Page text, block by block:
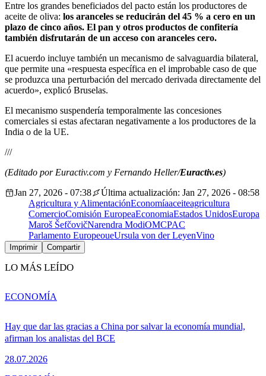
Entre los grandes beneficiados del pacto están los productores de
aceite de oliva: los aranceles se reducirán del 45 % a cero en un
plazo de cinco años. El pan y otros productos de confitería
también disfrutarán de un acceso con aranceles cero.
El acuerdo incluye también un mecanismo de salvaguardia bilateral,
que permite una «respuesta específica en el improbable caso de que
se produzca una perturbación del mercado derivada directamente del
acuerdo», explicó Bruselas.
El mecanismo suspendería temporalmente las concesiones
comerciales si estas afectaran negativamente a los productores de la
India o de la UE.
///
(Editado por Euractiv.com y Fernando Heller/Euractiv.es)
Jan 27, 2026 - 07:38
Última actualización: Jan 27, 2026 - 08:58
Agricultura y AlimentaciónEconomíaaceiteagricultura
ComercioComisión EuropeaEconomiaEstados UnidosEuropa
Maroš ŠefčovičNarendra ModiOMCPAC
Parlamento EuropeoueUrsula von der LeyenVino
Imprimir Compartir
LO MÁS LEÍDO
Hay que dar las gracias a China por salvar la economía mundial,
afirman los analistas del BCE
28.07.2026
ECONOMÍA